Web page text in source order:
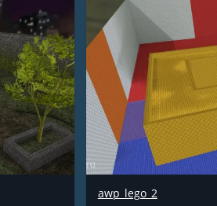
awp_lego_2